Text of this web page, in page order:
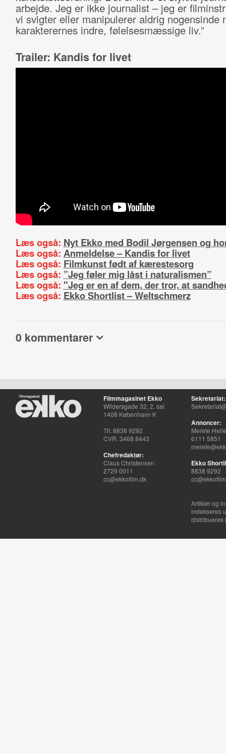
arbejde. Jeg er ikke journalist – jeg er
vi svigter eller manipulerer aldrig nogensinde
karakterernes indre, følelsesmæssige liv.”
Trailer: Kandis for livet
Læs også: Nyt Ekko med Bodil Jørgensen og
Læs også: Anmeldelse – Kandis for livet
Læs også: Filmkunst født af kærestesorg
Læs også: ”Jeg føler mig låst i naturalismen”
Læs også: "Jeg er en af dem, der tror, at
Læs også: Ekko Shortlist – Weltschmerz
0 kommentarer
Filmmagasinet Ekko
Wildersgade 32, 2. sal
1408 København K
Tlf. 8838 9292
CVR. 3468 8443
Chefredaktør:
Claus Christensen
2729 0011
cc@ekkofilm.dk
Sekretariat:
Annoncer:
Merete
6111 5851
Ekko
8838 9292
Artikler og
indekseres
distribueres